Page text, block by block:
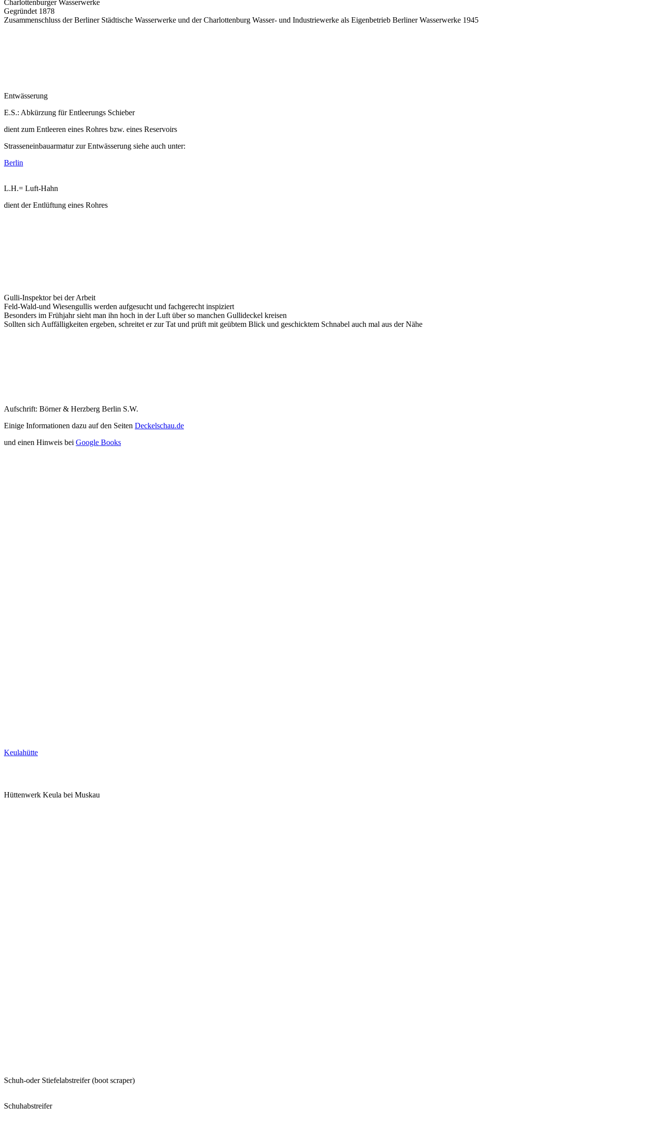
Charlottenburger Wasserwerke
Gegründet 1878
Zusammenschluss der Berliner Städtische Wasserwerke und der Charlottenburg Wasser- und Industriewerke als Eigenbetrieb Berliner Wasserwerke 1945
Entwässerung
E.S.: Abkürzung für Entleerungs Schieber
dient zum Entleeren eines Rohres bzw. eines Reservoirs
Strasseneinbauarmatur zur Entwässerung siehe auch unter:
Berlin
L.H.= Luft-Hahn
dient der Entlüftung eines Rohres
Gulli-Inspektor bei der Arbeit
Feld-Wald-und Wiesengullis werden aufgesucht und fachgerecht inspiziert
Besonders im Frühjahr sieht man ihn hoch in der Luft über so manchen Gullideckel kreisen
Sollten sich Auffälligkeiten ergeben, schreitet er zur Tat und prüft mit geübtem Blick und geschicktem Schnabel auch mal aus der Nähe
Aufschrift: Börner & Herzberg Berlin S.W.
Einige Informationen dazu auf den Seiten Deckelschau.de
und einen Hinweis bei Google Books
Keulahütte
Hüttenwerk Keula bei Muskau
Schuh-oder Stiefelabstreifer (boot scraper)
Schuhabstreifer